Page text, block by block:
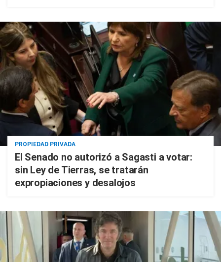
PROPIEDAD PRIVADA
El Senado no autorizó a Sagasti a votar:
sin Ley de Tierras, se tratarán
expropiaciones y desalojos